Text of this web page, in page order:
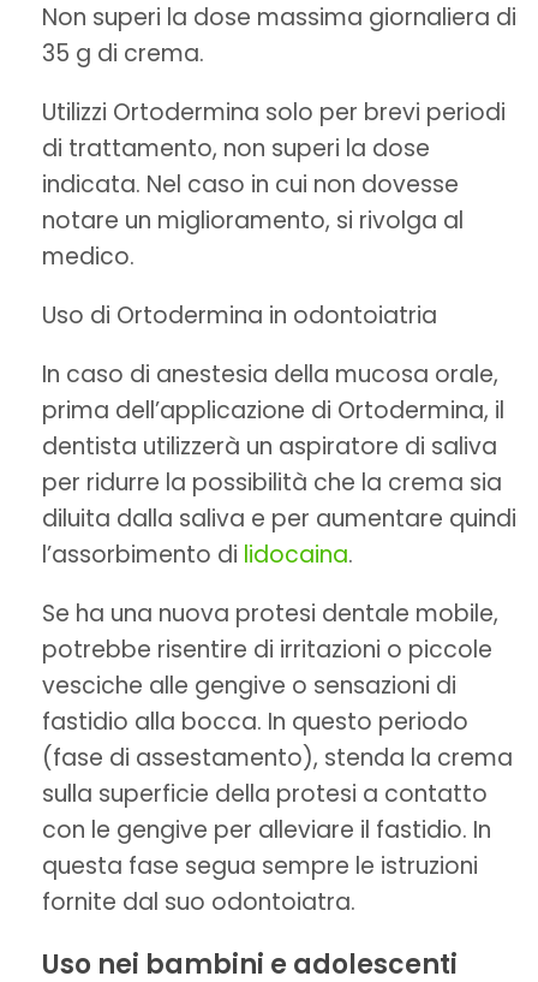
Non superi la dose massima giornaliera di
35 g di crema.
Utilizzi Ortodermina solo per brevi periodi
di trattamento, non superi la dose
indicata. Nel caso in cui non dovesse
notare un miglioramento, si rivolga al
medico.
Uso di Ortodermina in odontoiatria
In caso di anestesia della mucosa orale,
prima dell’applicazione di Ortodermina, il
dentista utilizzerà un aspiratore di saliva
per ridurre la possibilità che la crema sia
diluita dalla saliva e per aumentare quindi
l’assorbimento di lidocaina.
Se ha una nuova protesi dentale mobile,
potrebbe risentire di irritazioni o piccole
vesciche alle gengive o sensazioni di
fastidio alla bocca. In questo periodo
(fase di assestamento), stenda la crema
sulla superficie della protesi a contatto
con le gengive per alleviare il fastidio. In
questa fase segua sempre le istruzioni
fornite dal suo odontoiatra.
Uso nei bambini e adolescenti